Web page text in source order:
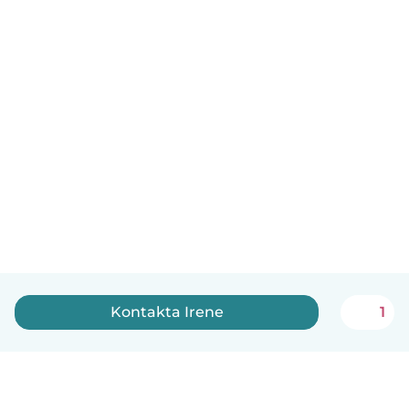
Kontakta Irene 1